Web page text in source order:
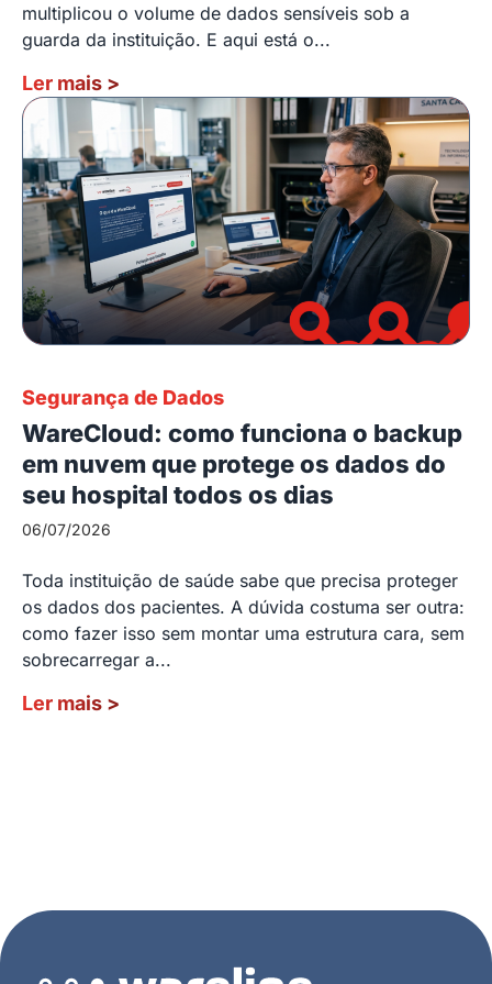
multiplicou o volume de dados sensíveis sob a
guarda da instituição. E aqui está o...
Ler mais >
Segurança de Dados
WareCloud: como funciona o backup
em nuvem que protege os dados do
seu hospital todos os dias
06/07/2026
Toda instituição de saúde sabe que precisa proteger
os dados dos pacientes. A dúvida costuma ser outra:
como fazer isso sem montar uma estrutura cara, sem
sobrecarregar a...
Ler mais >